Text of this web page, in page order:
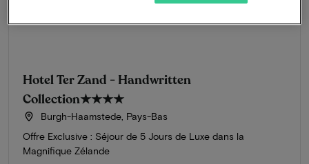
Hotel Ter Zand - Handwritten
Collection★★★★
Burgh-Haamstede, Pays-Bas
Offre Exclusive : Séjour de 5 Jours de Luxe dans la
Magnifique Zélande